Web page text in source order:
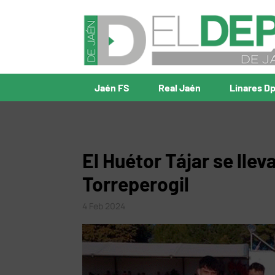
Jaén FS Real Jaén Linares
El Huétor Tájar se
Torreperogil